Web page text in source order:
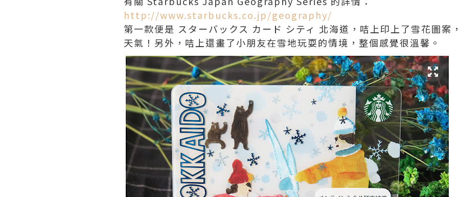
http://www.starbucks.co.jp/geography/
第一款便是 スターバックス カード シティ 北海道，咭上印上了雪花圖案
天氣！另外，咭上還畫了小朋友在雪地玩耍的情境，整個感覺很溫馨。